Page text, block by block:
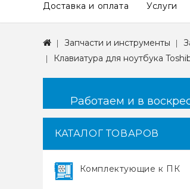
Доставка и оплата Услуги
Запчасти и инструменты
Клавиатура для ноутбука
Работаем и в
КАТАЛОГ ТОВАРОВ
Комплектующие к ПК